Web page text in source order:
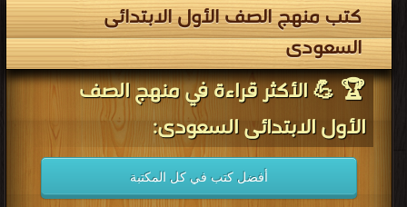
كتب منهج الصف الأول الابتدائى
السعودى
🏆 💪 الأكثر قراءة في منهج الصف
الأول الابتدائى السعودى:
أفضل كتب في كل المكتبة